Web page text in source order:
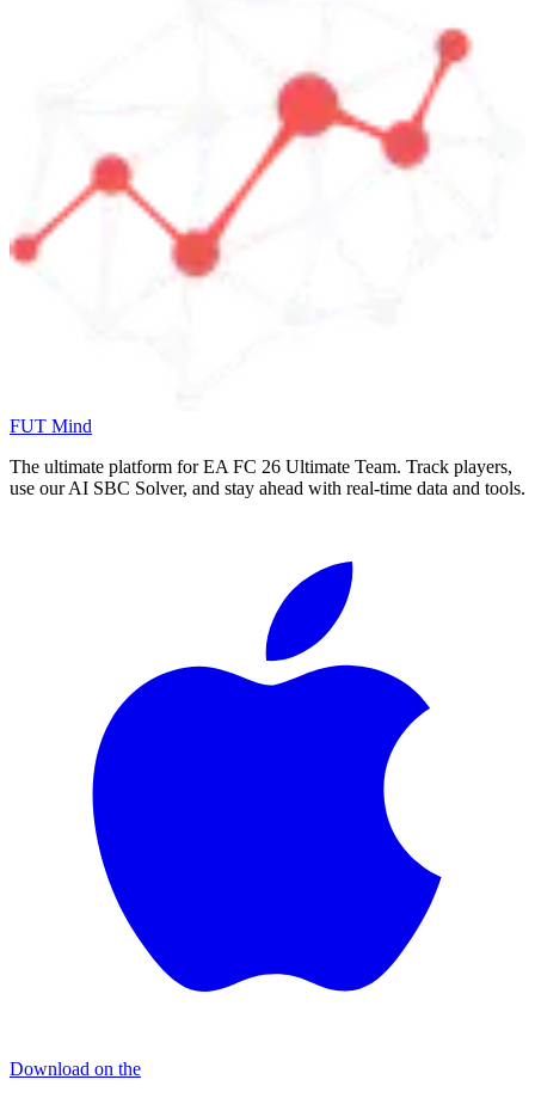
FUT Mind
The ultimate platform for EA FC 26 Ultimate Team. Track players,
use our AI SBC Solver, and stay ahead with real-time data and tools.
Download on the